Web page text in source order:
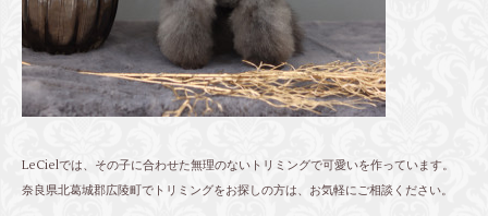
LeCielでは、その子に合わせた無理のないトリミングで可愛いを作っています。
奈良県北葛城郡広陵町でトリミングをお探しの方は、お気軽にご相談ください。